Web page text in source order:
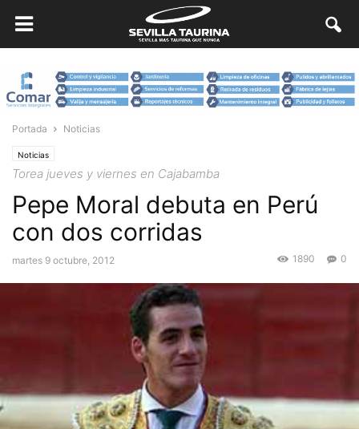
Portada Noticias
Noticias
Torea jueves y viernes en Cajabamba
Pepe Moral debuta en Perú
con dos corridas
martes 9 octubre, 2012 0
1890